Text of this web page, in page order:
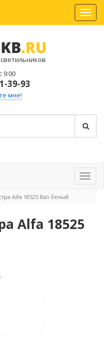
9:00
39-93
мне!
Alfa 18525 Bali белый
Alfa 18525